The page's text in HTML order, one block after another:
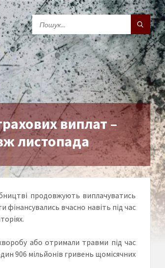
виплат –
листопада
продовжують виплачуватись
фінансувались вчасно навіть під час
або отримали травми під час
906 мільйонів гривень щомісячних